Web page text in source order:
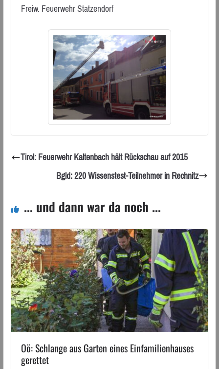
Freiw. Feuerwehr Statzendorf
Tirol: Feuerwehr Kaltenbach hält Rückschau auf 2015
Bgld: 220 Wissenstest-Teilnehmer in Rechnitz
... und dann war da noch ...
Oö: Schlange aus Garten eines Einfamilienhauses
gerettet